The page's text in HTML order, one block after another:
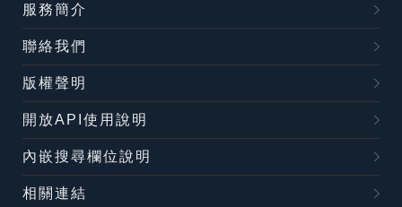
服務簡介
聯絡我們
版權聲明
開放API使用說明
內嵌搜尋欄位說明
相關連結